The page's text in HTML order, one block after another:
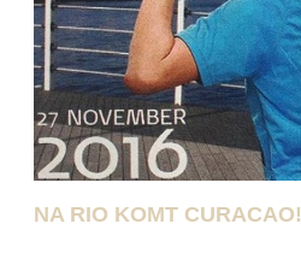
NA RIO KOMT CURACAO!